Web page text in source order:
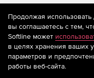
На информационном
рекомендательные
предоставления
систематизации и
предпочтениям
находящихся на
Продолжая использовать
вы соглашаетесь с тем,
Softline может
в целях хранения ваших
параметров и
работы веб-сайта.